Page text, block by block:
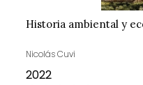
Historia ambiental y
Nicolás Cuvi
2022